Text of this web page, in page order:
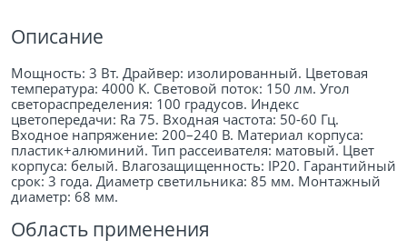
Описание
Мощность: 3 Вт. Драйвер: изолированный. Цветовая
температура: 4000 К. Световой поток: 150 лм. Угол
светораспределения: 100 градусов. Индекс
цветопередачи: Ra 75. Входная частота: 50-60 Гц.
Входное напряжение: 200–240 В. Материал корпуса:
пластик+алюминий. Тип рассеивателя: матовый. Цвет
корпуса: белый. Влагозащищенность: IP20. Гарантийный
срок: 3 года. Диаметр светильника: 85 мм. Монтажный
диаметр: 68 мм.
Область применения